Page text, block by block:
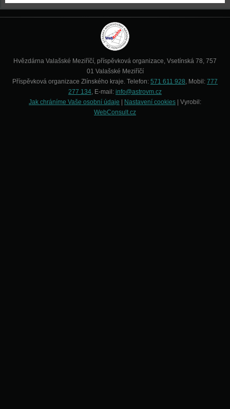
Hvězdárna Valašské Meziříčí, příspěvková organizace, Vsetínská 78, 757
01 Valašské Meziříčí
Příspěvková organizace Zlínského kraje. Telefon: 571 611 928, Mobil: 777
277 134, E-mail: info@astrovm.cz
Jak chráníme Vaše osobní údaje
Nastavení cookies | Vyrobil:
WebConsult.cz